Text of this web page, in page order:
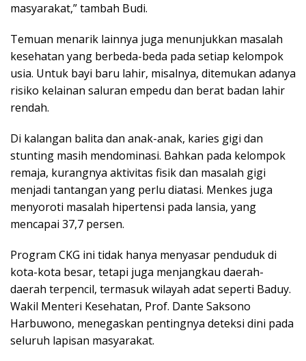
masyarakat,” tambah Budi.
Temuan menarik lainnya juga menunjukkan masalah
kesehatan yang berbeda-beda pada setiap kelompok
usia. Untuk bayi baru lahir, misalnya, ditemukan adanya
risiko kelainan saluran empedu dan berat badan lahir
rendah.
Di kalangan balita dan anak-anak, karies gigi dan
stunting masih mendominasi. Bahkan pada kelompok
remaja, kurangnya aktivitas fisik dan masalah gigi
menjadi tantangan yang perlu diatasi. Menkes juga
menyoroti masalah hipertensi pada lansia, yang
mencapai 37,7 persen.
Program CKG ini tidak hanya menyasar penduduk di
kota-kota besar, tetapi juga menjangkau daerah-
daerah terpencil, termasuk wilayah adat seperti Baduy.
Wakil Menteri Kesehatan, Prof. Dante Saksono
Harbuwono, menegaskan pentingnya deteksi dini pada
seluruh lapisan masyarakat.